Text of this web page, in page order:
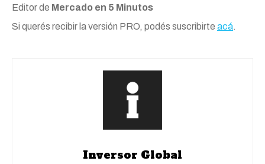
Editor de Mercado en 5 Minutos
Si querés recibir la versión PRO, podés suscribirte acá.
Inversor Global